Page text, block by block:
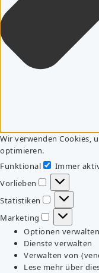
Wir verwenden Cookies,
optimieren.
Funktional
Funktional
Immer
Vorlieben
Vorlieben
Statistiken
Statistiken
Marketing
Marketing
Optionen verwalten
Dienste verwalten
Verwalten von
Lese mehr über